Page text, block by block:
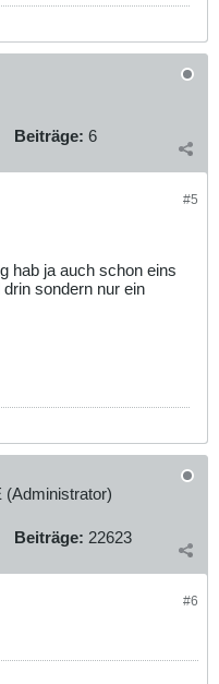
Beiträge: 6
#5
hab ja auch schon eins
sondern nur ein
(Administrator)
Beiträge: 22623
#6